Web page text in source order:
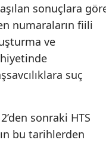
sonuçlara
numaraların fiili
ve
suç
sonraki HTS
bu tarihlerden